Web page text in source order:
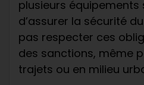
plusieurs
d’assurer la sécurité
pas respecter ces
des sanctions, même
trajets ou en milieu